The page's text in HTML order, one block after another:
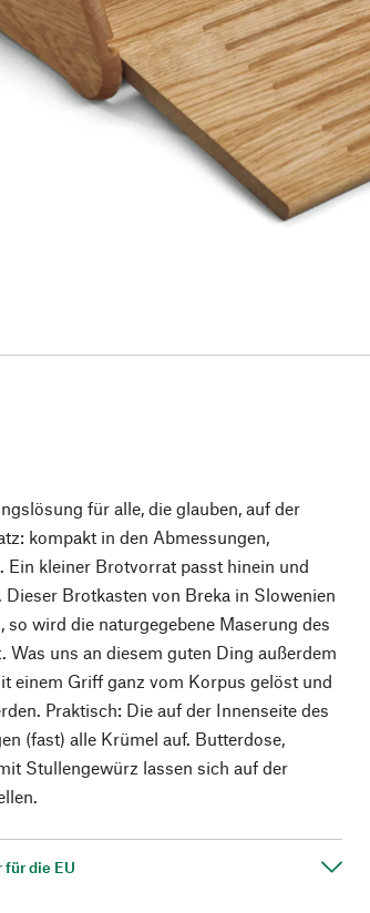
für alle, die glauben, auf der
kompakt in den Abmessungen,
Ein kleiner Brotvorrat passt hinein und
Brotkasten von Breka in Slowenien
so wird die naturgegebene Maserung des
Was uns an diesem guten Ding außerdem
einem Griff ganz vom Korpus gelöst und
Praktisch: Die auf der Innenseite des
(fast) alle Krümel auf. Butterdose,
Stullengewürz lassen sich auf der
die EU